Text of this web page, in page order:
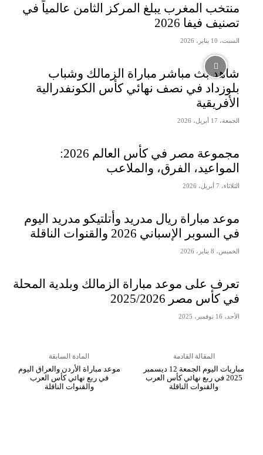
منتخب المغرب يبلغ المركز الثامن عالمياً في
تصنيف فيفا 2026
السبت، 10 يناير، 2026
شاهد بث مباشر مباراة الزمالك وشباب
بلوزداد في نصف نهائي كأس الكونفدرالية
الأفريقية
الجمعة، 17 أبريل، 2026
مجموعة مصر في كأس العالم 2026:
المواعيد، الفرق، والملاعب
الثلاثاء، 7 أبريل، 2026
موعد مباراة ريال مدريد وأتلتيكو مدريد اليوم
في السوبر الإسباني 2026 والقنوات الناقلة
الخميس، 8 يناير، 2026
تعرف على موعد مباراة الزمالك وبلدية المحلة
في كأس مصر 2025/2026
الأحد، 16 نوفمبر، 2025
المادة السابقة
موعد مباراة الأردن والعراق اليوم
في ربع نهائي كأس العرب
والقنوات الناقلة
المقالة القادمة
مباريات اليوم الجمعة 12 ديسمبر
2025 في ربع نهائي كأس العرب
والقنوات الناقلة